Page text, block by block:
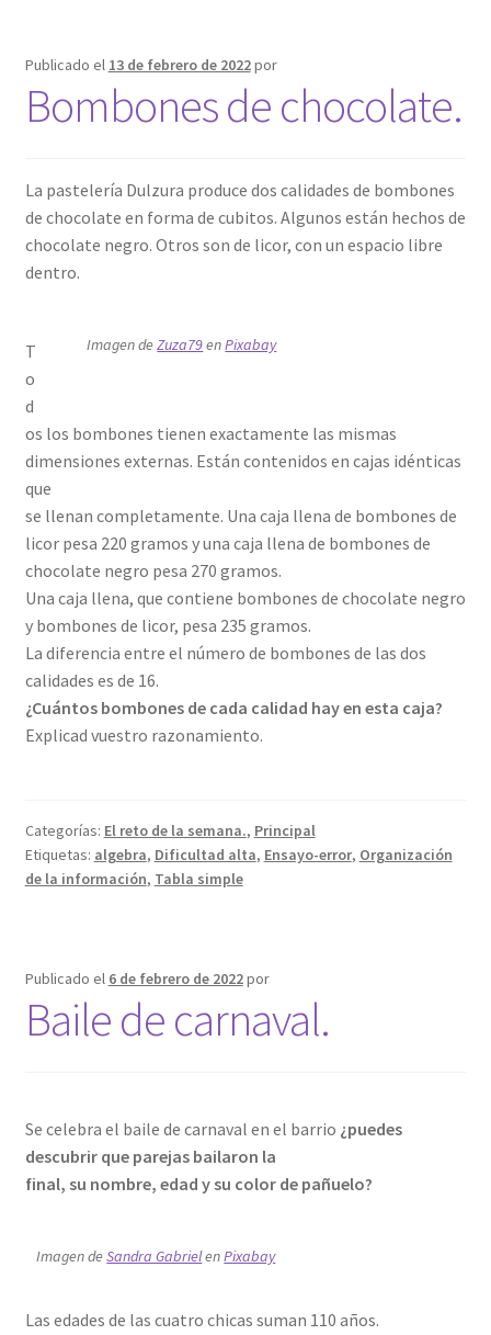
Publicado el 13 de febrero de 2022por
Bombones de chocolate.
La pastelería Dulzura produce dos calidades de bombones
de chocolate en forma de cubitos. Algunos están hechos de
chocolate negro. Otros son de licor, con un espacio libre
dentro.
Imagen deZuza79enPixabay
T
o
d
os los bombones tienen exactamente las mismas
dimensiones externas. Están contenidos en cajas idénticas
que
se llenan completamente. Una caja llena de bombones de
licor pesa 220 gramos y una caja llena de bombones de
chocolate negro pesa 270 gramos.
Una caja llena, que contiene bombones de chocolate negro
y bombones de licor, pesa 235 gramos.
La diferencia entre el número de bombones de las dos
calidades es de 16.
¿Cuántos bombones de cada calidad hay en esta caja?
Explicad vuestro razonamiento.
Categorías: El reto de la semana., Principal
Etiquetas: algebra, Dificultad alta, Ensayo-error, Organización
de la información, Tabla simple
Publicado el 6 de febrero de 2022por
Baile de carnaval.
Se celebra el baile de carnaval en el barrio ¿puedes
descubrir que parejas bailaron la
final, su nombre, edad y su color de pañuelo?
Imagen deSandra GabrielenPixabay
Las edades de las cuatro chicas suman 110 años.